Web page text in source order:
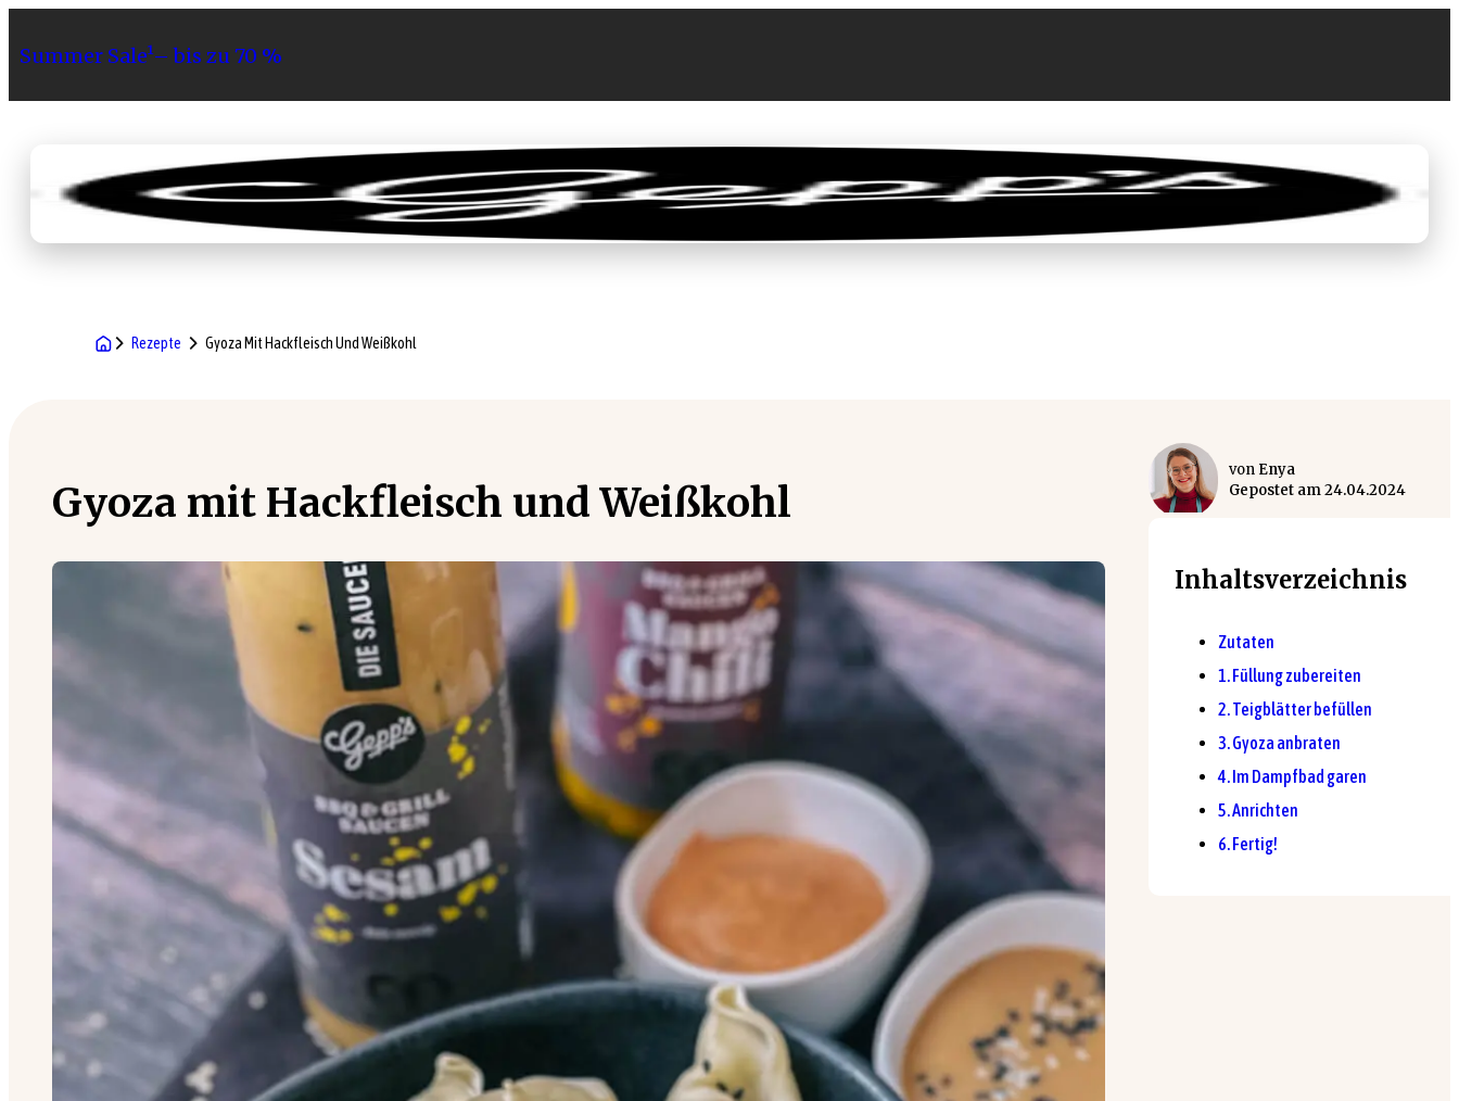
Summer Sale¹– bis zu 70 %
Sortiment Geschenke GrillenFeinkost-Abo Firmenkunden Sale 0,00 €
Rezepte Gyoza Mit Hackfleisch Und Weißkohl
Gyoza mit Hackfleisch und Weißkohl
von Enya
Gepostet am24.04.2024
Inhaltsverzeichnis
Zutaten
1. Füllung zubereiten
2. Teigblätter befüllen
3. Gyoza anbraten
4. Im Dampfbad garen
5. Anrichten
6. Fertig!